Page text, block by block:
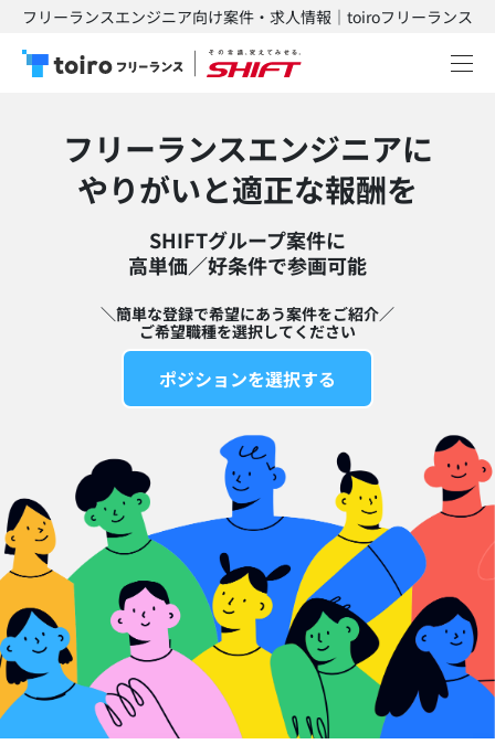
フリーランスエンジニア向け案件・求人情報｜toiroフリーランス
フリーランスエンジニアに
​やりがいと適正な報酬を
SHIFTグループ案件に
高単価／好条件で参画可能​
＼簡単な登録で希望にあう案件をご紹介／
ご希望職種を選択してください
ポジションを選択する